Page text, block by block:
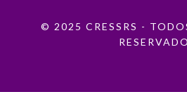
© 2025 CRESSRS -